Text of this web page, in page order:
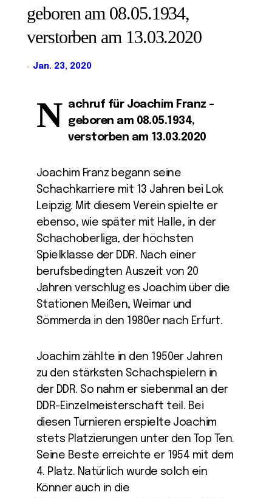
geboren am 08.05.1934,
verstorben am 13.03.2020
Jan. 23, 2020
N achruf für Joachim Franz –
geboren am 08.05.1934,
verstorben am 13.03.2020
Joachim Franz begann seine
Schachkarriere mit 13 Jahren bei Lok
Leipzig. Mit diesem Verein spielte er
ebenso, wie später mit Halle, in der
Schachoberliga, der höchsten
Spielklasse der DDR. Nach einer
berufsbedingten Auszeit von 20
Jahren verschlug es Joachim über die
Stationen Meißen, Weimar und
Sömmerda in den 1980er nach Erfurt.
Joachim zählte in den 1950er Jahren
zu den stärksten Schachspielern in
der DDR. So nahm er siebenmal an der
DDR-Einzelmeisterschaft teil. Bei
diesen Turnieren erspielte Joachim
stets Platzierungen unter den Top Ten.
Seine Beste erreichte er 1954 mit dem
4. Platz. Natürlich wurde solch ein
Könner auch in die